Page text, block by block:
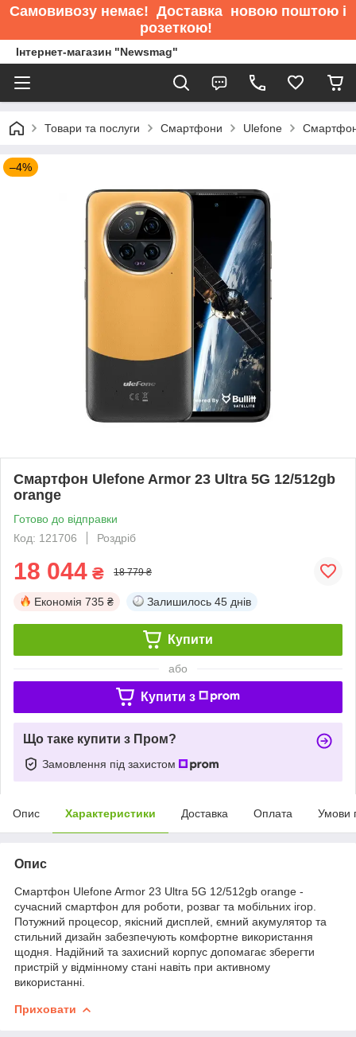
Самовивозу немає! Доставка новою поштою і
розеткою!
Інтернет-магазин "Newsmag"
Товари та послуги Смартфони Ulefone
–4%
Смартфон Ulefone Armor 23 Ultra 5G 12/512gb
orange
Готово до відправки
Код: 121706
Роздріб
18 044 ₴ 18 779 ₴
Економія 735 ₴ Залишилось 45 днів
Купити
або
Купити з
Що таке купити з Пром?
Замовлення під захистом
Опис Характеристики Доставка Оплата Умови
Опис
Смартфон Ulefone Armor 23 Ultra 5G 12/512gb orange -
сучасний смартфон для роботи, розваг та мобільних ігор.
Потужний процесор, якісний дисплей, ємний акумулятор та
стильний дизайн забезпечують комфортне використання
щодня. Надійний та захисний корпус допомагає зберегти
пристрій у відмінному стані навіть при активному
використанні.
Приховати